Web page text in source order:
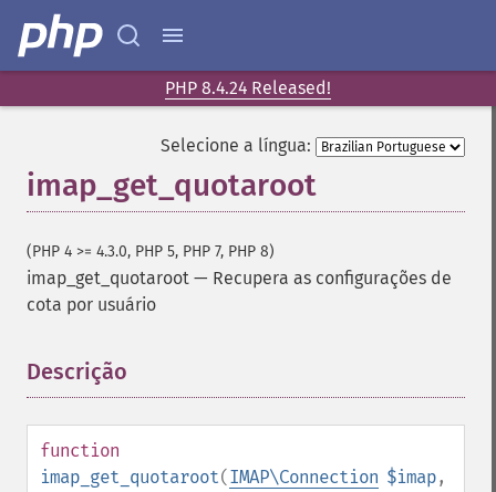
PHP 8.4.24 Released!
Selecione a língua:
imap_get_quotaroot
(PHP 4 >= 4.3.0, PHP 5, PHP 7, PHP 8)
imap_get_quotaroot — Recupera as configurações de
cota por usuário
Descrição
function
imap_get_quotaroot(IMAP\Connection $imap,